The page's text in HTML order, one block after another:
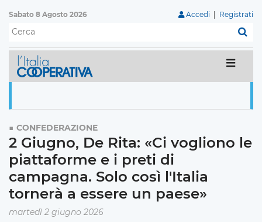
Sabato 8 Agosto 2026 Accedi Registrati
CONFEDERAZIONE
2 Giugno, De Rita: «Ci vogliono le
piattaforme e i preti di
campagna. Solo così l'Italia
tornerà a essere un paese»
martedì 2 giugno 2026